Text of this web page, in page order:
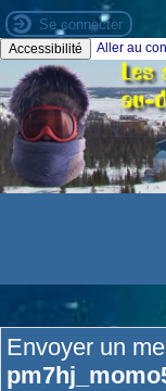
Se connecter
Accessibilité Aller au
Envoyer un